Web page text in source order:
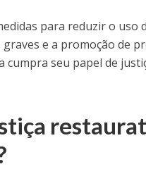
para reduzir o uso
e a promoção de
seu papel de